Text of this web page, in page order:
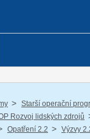
/ Starší operační
Rozvoj lidských zdrojů /
Opatření 2.2 / Výzvy